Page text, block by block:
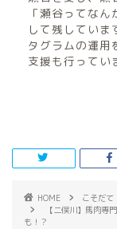
「瀬谷ってな
して残していま
タグラムの運用
支援も行ってい
HOME
こそだて
【二俣川】馬肉専
も！？